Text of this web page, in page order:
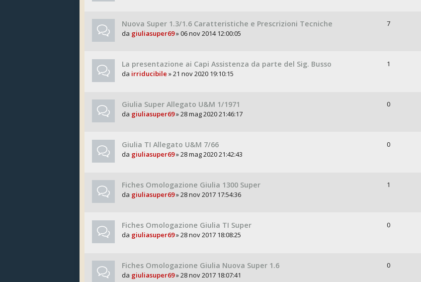
Nuova Super 1.3/1.6 Caratteristiche e Prescrizioni Tecniche
da giuliasuper69» 06 nov 2014 12:00:05
7
La presentazione ai Capi Assistenza da parte del Sig. Busso
da irriducibile » 21 nov 2020 19:10:15
1
Giulia Super Allegato U&M 1/1971
da giuliasuper69» 28 mag 2020 21:46:17
0
Giulia TI Allegato U&M 7/66
da giuliasuper69» 28 mag 2020 21:42:43
0
Fiches Omologazione Giulia 1300 Super
da giuliasuper69» 28 nov 2017 17:54:36
1
Fiches Omologazione Giulia TI Super
da giuliasuper69» 28 nov 2017 18:08:25
0
Fiches Omologazione Giulia Nuova Super 1.6
da giuliasuper69» 28 nov 2017 18:07:41
0